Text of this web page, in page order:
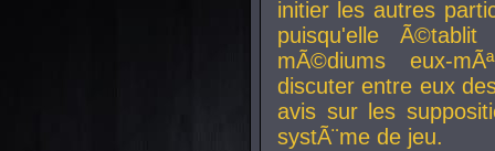
initier les autres
puisqu'elle
mÃ©diums eux-
discuter entre eux
avis sur les
systÃ¨me de jeu.